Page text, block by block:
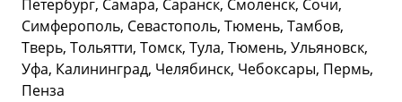
Петербург, Самара, Саранск, Смоленск, Сочи,
Симферополь, Севастополь, Тюмень, Тамбов,
Тверь, Тольятти, Томск, Тула, Тюмень, Ульяновск,
Уфа, Калининград, Челябинск, Чебоксары, Пермь,
Пенза